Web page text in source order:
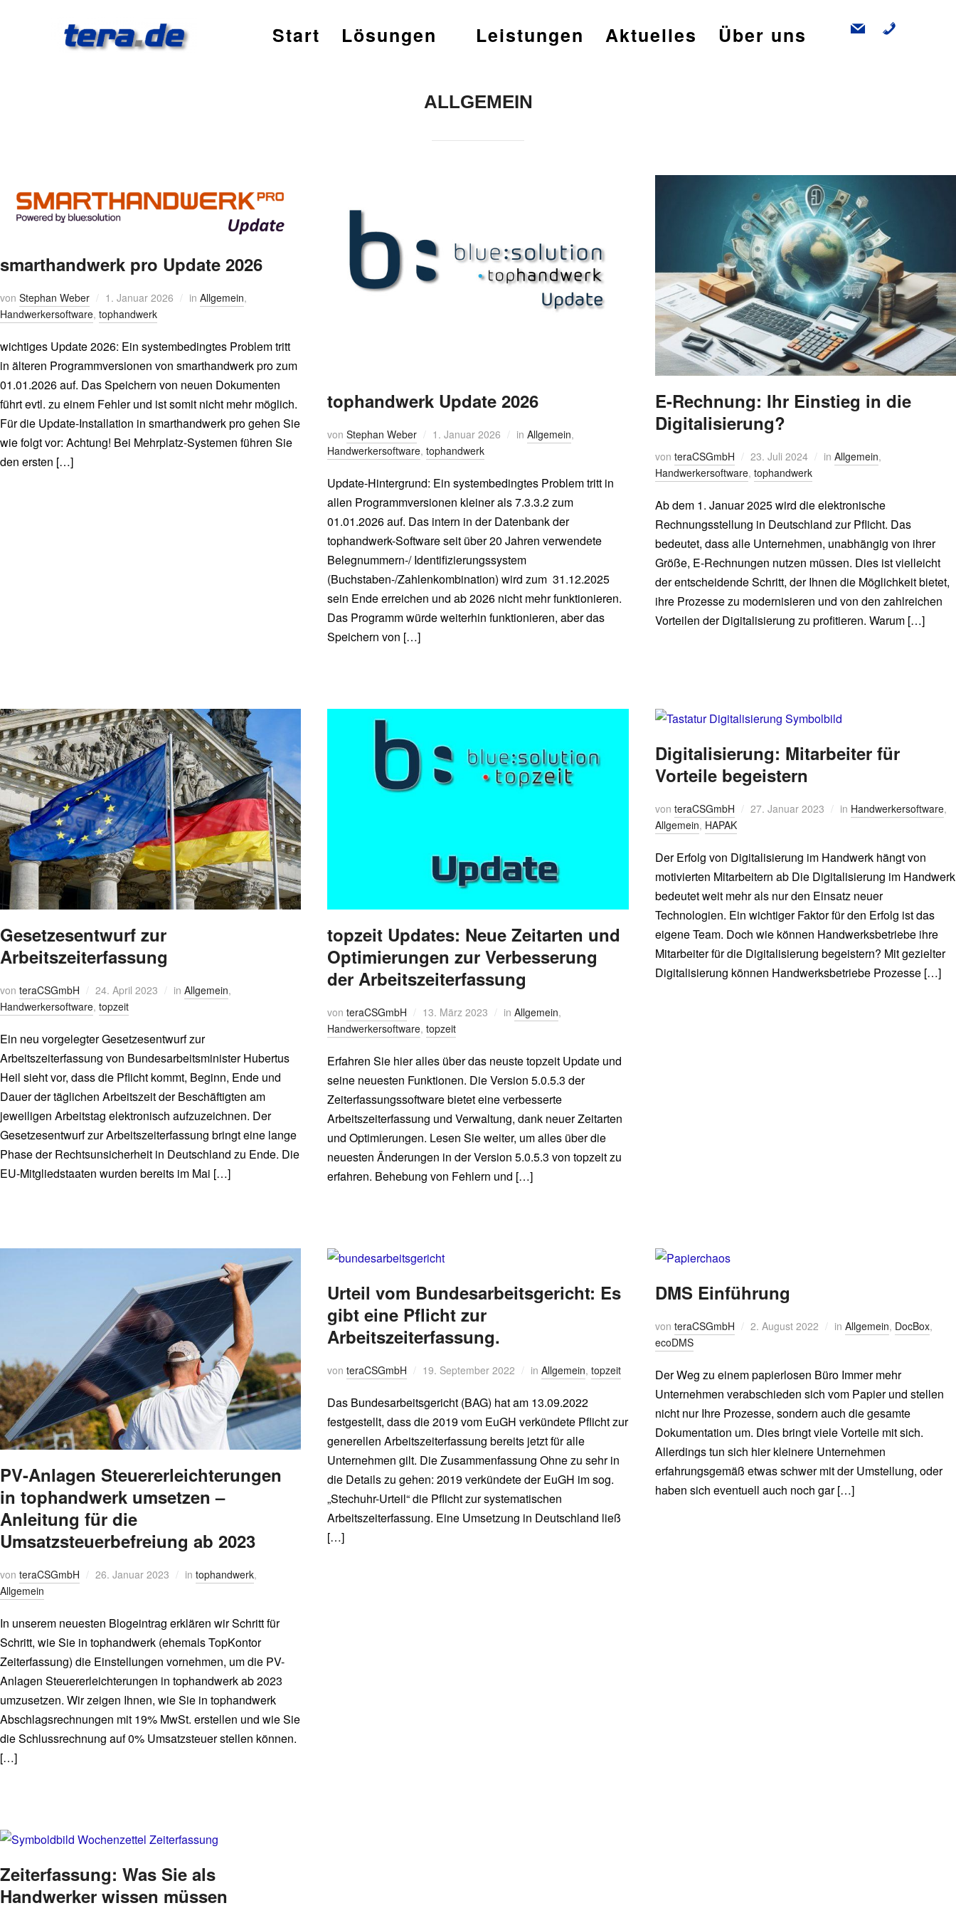
mail phone
Start Lösungen Leistungen Aktuelles Über uns
ALLGEMEIN
smarthandwerk pro Update 2026
von Stephan Weber 1. Januar 2026 in Allgemein,
Handwerkersoftware, tophandwerk
wichtiges Update 2026: Ein systembedingtes Problem tritt
in älteren Programmversionen von smarthandwerk pro zum
01.01.2026 auf. Das Speichern von neuen Dokumenten
führt evtl. zu einem Fehler und ist somit nicht mehr möglich.
Für die Update-Installation in smarthandwerk pro gehen Sie
wie folgt vor: Achtung! Bei Mehrplatz-Systemen führen Sie
den ersten […]
tophandwerk Update 2026
vonStephan Weber 1. Januar 2026 inAllgemein,
Handwerkersoftware,tophandwerk
Update-Hintergrund: Ein systembedingtes Problem tritt in
allen Programmversionen kleiner als 7.3.3.2 zum
01.01.2026 auf. Das intern in der Datenbank der
tophandwerk-Software seit über 20 Jahren verwendete
Belegnummern-/ Identifizierungssystem
(Buchstaben-/Zahlenkombination) wird zum 31.12.2025
sein Ende erreichen und ab 2026 nicht mehr funktionieren.
Das Programm würde weiterhin funktionieren, aber das
Speichern von […]
E-Rechnung: Ihr Einstieg in die
Digitalisierung?
von teraCSGmbH 23. Juli 2024 in Allgemein,
Handwerkersoftware, tophandwerk
Ab dem 1. Januar 2025 wird die elektronische
Rechnungsstellung in Deutschland zur Pflicht. Das
bedeutet, dass alle Unternehmen, unabhängig von ihrer
Größe, E-Rechnungen nutzen müssen. Dies ist vielleicht
der entscheidende Schritt, der Ihnen die Möglichkeit bietet,
ihre Prozesse zu modernisieren und von den zahlreichen
Vorteilen der Digitalisierung zu profitieren. Warum […]
Gesetzesentwurf zur
Arbeitszeiterfassung
von teraCSGmbH 24. April 2023 in Allgemein,
Handwerkersoftware, topzeit
Ein neu vorgelegter Gesetzesentwurf zur
Arbeitszeiterfassung von Bundesarbeitsminister Hubertus
Heil sieht vor, dass die Pflicht kommt, Beginn, Ende und
Dauer der täglichen Arbeitszeit der Beschäftigten am
jeweiligen Arbeitstag elektronisch aufzuzeichnen. Der
Gesetzesentwurf zur Arbeitszeiterfassung bringt eine lange
Phase der Rechtsunsicherheit in Deutschland zu Ende. Die
EU-Mitgliedstaaten wurden bereits im Mai […]
topzeit Updates: Neue Zeitarten und
Optimierungen zur Verbesserung
der Arbeitszeiterfassung
vonteraCSGmbH 13. März 2023 inAllgemein,
Handwerkersoftware,topzeit
Erfahren Sie hier alles über das neuste topzeit Update und
seine neuesten Funktionen. Die Version 5.0.5.3 der
Zeiterfassungssoftware bietet eine verbesserte
Arbeitszeiterfassung und Verwaltung, dank neuer Zeitarten
und Optimierungen. Lesen Sie weiter, um alles über die
neuesten Änderungen in der Version 5.0.5.3 von topzeit zu
erfahren. Behebung von Fehlern und […]
Digitalisierung: Mitarbeiter für
Vorteile begeistern
von teraCSGmbH 27. Januar 2023 in Handwerkersoftware,
Allgemein, HAPAK
Der Erfolg von Digitalisierung im Handwerk hängt von
motivierten Mitarbeitern ab Die Digitalisierung im Handwerk
bedeutet weit mehr als nur den Einsatz neuer
Technologien. Ein wichtiger Faktor für den Erfolg ist das
eigene Team. Doch wie können Handwerksbetriebe ihre
Mitarbeiter für die Digitalisierung begeistern? Mit gezielter
Digitalisierung können Handwerksbetriebe Prozesse […]
PV-Anlagen Steuererleichterungen
in tophandwerk umsetzen –
Anleitung für die
Umsatzsteuerbefreiung ab 2023
von teraCSGmbH 26. Januar 2023 in tophandwerk,
Allgemein
In unserem neuesten Blogeintrag erklären wir Schritt für
Schritt, wie Sie in tophandwerk (ehemals TopKontor
Zeiterfassung) die Einstellungen vornehmen, um die PV-
Anlagen Steuererleichterungen in tophandwerk ab 2023
umzusetzen. Wir zeigen Ihnen, wie Sie in tophandwerk
Abschlagsrechnungen mit 19% MwSt. erstellen und wie Sie
die Schlussrechnung auf 0% Umsatzsteuer stellen können.
[…]
Urteil vom Bundesarbeitsgericht: Es
gibt eine Pflicht zur
Arbeitszeiterfassung.
vonteraCSGmbH 19. September 2022 inAllgemein,topzeit
Das Bundesarbeitsgericht (BAG) hat am 13.09.2022
festgestellt, dass die 2019 vom EuGH verkündete Pflicht zur
generellen Arbeitszeiterfassung bereits jetzt für alle
Unternehmen gilt. Die Zusammenfassung Ohne zu sehr in
die Details zu gehen: 2019 verkündete der EuGH im sog.
„Stechuhr-Urteil“ die Pflicht zur systematischen
Arbeitszeiterfassung. Eine Umsetzung in Deutschland ließ
[…]
DMS Einführung
von teraCSGmbH 2. August 2022 in Allgemein, DocBox,
ecoDMS
Der Weg zu einem papierlosen Büro Immer mehr
Unternehmen verabschieden sich vom Papier und stellen
nicht nur Ihre Prozesse, sondern auch die gesamte
Dokumentation um. Dies bringt viele Vorteile mit sich.
Allerdings tun sich hier kleinere Unternehmen
erfahrungsgemäß etwas schwer mit der Umstellung, oder
haben sich eventuell auch noch gar […]
Zeiterfassung: Was Sie als
Handwerker wissen müssen